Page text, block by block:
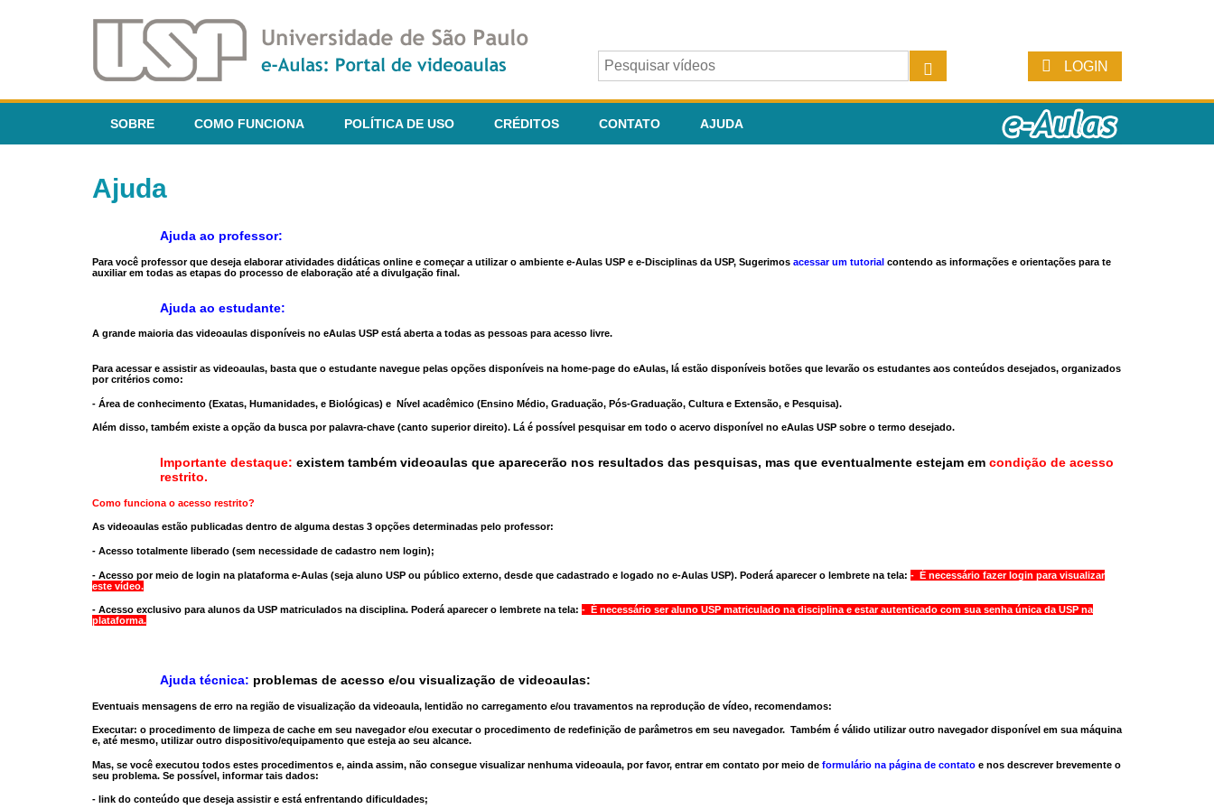
LOGIN
SOBRE COMO FUNCIONA POLÍTICA DE USO CRÉDITOS CONTATO AJUDA
Ajuda
Ajuda ao professor:
Para você professor que deseja elaborar atividades didáticas online e começar a utilizar o ambiente e-Aulas USP e e-Disciplinas da USP, Sugerimos acessar um tutorial contendo as informações e orientações para te
auxiliar em todas as etapas do processo de elaboração até a divulgação final.
Ajuda ao estudante:
A grande maioria das videoaulas disponíveis no eAulas USP está aberta a todas as pessoas para acesso livre.
Para acessar e assistir as videoaulas, basta que o estudante navegue pelas opções disponíveis na home-page do eAulas, lá estão disponíveis botões que levarão os estudantes aos conteúdos desejados, organizados
por critérios como:
- Área de conhecimento (Exatas, Humanidades, e Biológicas) e Nível acadêmico (Ensino Médio, Graduação, Pós-Graduação, Cultura e Extensão, e Pesquisa).
Além disso, também existe a opção da busca por palavra-chave (canto superior direito). Lá é possível pesquisar em todo o acervo disponível no eAulas USP sobre o termo desejado.
Importante destaque: existem também videoaulas que aparecerão nos resultados das pesquisas, mas que eventualmente estejam em condição de acesso
restrito.
Como funciona o acesso restrito?
As videoaulas estão publicadas dentro de alguma destas 3 opções determinadas pelo professor:
- Acesso totalmente liberado (sem necessidade de cadastro nem login);
- Acesso por meio de login na plataforma e-Aulas (seja aluno USP ou público externo, desde que cadastrado e logado no e-Aulas USP). Poderá aparecer o lembrete na tela: - É necessário fazer login para visualizar
este vídeo.
- Acesso exclusivo para alunos da USP matriculados na disciplina. Poderá aparecer o lembrete na tela: - É necessário ser aluno USP matriculado na disciplina e estar autenticado com sua senha única da USP na
plataforma.
Ajuda técnica: problemas de acesso e/ou visualização de videoaulas:
Eventuais mensagens de erro na região de visualização da videoaula, lentidão no carregamento e/ou travamentos na reprodução de vídeo, recomendamos:
Executar: o procedimento de limpeza de cache em seu navegador e/ou executar o procedimento de redefinição de parâmetros em seu navegador. Também é válido utilizar outro navegadordisponível em sua máquina
e, até mesmo, utilizar outro dispositivo/equipamento que esteja ao seu alcance.
Mas, se você executou todos estes procedimentos e, ainda assim, não consegue visualizar nenhuma videoaula, por favor, entrar em contato por meio de formulário na página de contato e nos descrever brevemente o
seu problema. Se possível, informar tais dados:
- link do conteúdo que deseja assistir e está enfrentando dificuldades;